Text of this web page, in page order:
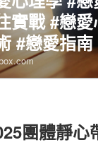
實戰 #戀
#戀愛指南
團體靜心